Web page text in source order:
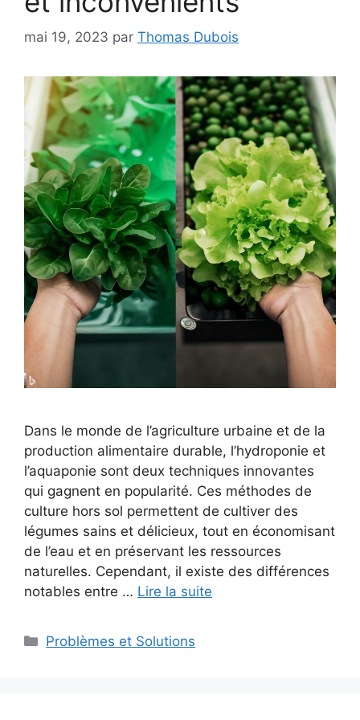
mai 19, 2023 par Thomas Dubois
Dans le monde de l’agriculture urbaine et de la
production alimentaire durable, l’hydroponie et
l’aquaponie sont deux techniques innovantes
qui gagnent en popularité. Ces méthodes de
culture hors sol permettent de cultiver des
légumes sains et délicieux, tout en économisant
de l’eau et en préservant les ressources
naturelles. Cependant, il existe des différences
notables entre … Lire la suite
Catégories
Problèmes et Solutions